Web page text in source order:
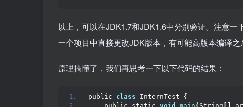
以上，可以在JDK1.7和JDK1.6中分别验证。注意
一个项目中直接更改JDK版本，有可能高版本编译之
原理搞懂了，我们再思考一下以下代码的结果：
public class InternTest {
    public static
void main ( String